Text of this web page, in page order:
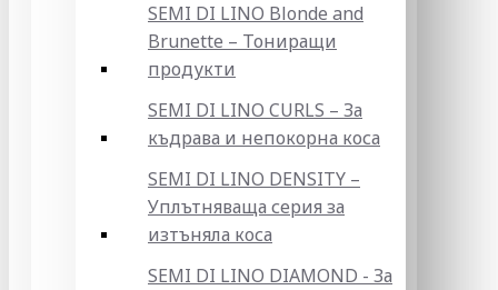
SEMI DI LINO Blonde and
Brunette – Тониращи
продукти
SEMI DI LINO CURLS – За
къдрава и непокорна коса
SEMI DI LINO DENSITY –
Уплътняваща серия за
изтъняла коса
SEMI DI LINO DIAMOND - За